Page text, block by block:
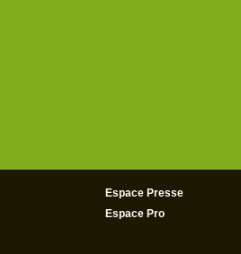
Espace Presse
Espace Pro